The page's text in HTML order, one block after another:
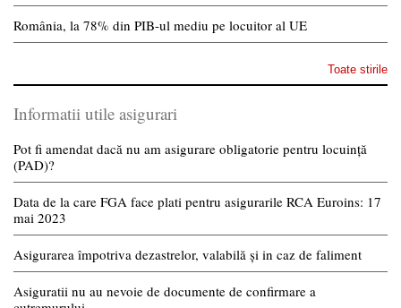
România, la 78% din PIB-ul mediu pe locuitor al UE
Toate stirile
Informatii utile asigurari
Pot fi amendat dacă nu am asigurare obligatorie pentru locuință
(PAD)?
Data de la care FGA face plati pentru asigurarile RCA Euroins: 17
mai 2023
Asigurarea împotriva dezastrelor, valabilă și in caz de faliment
Asiguratii nu au nevoie de documente de confirmare a